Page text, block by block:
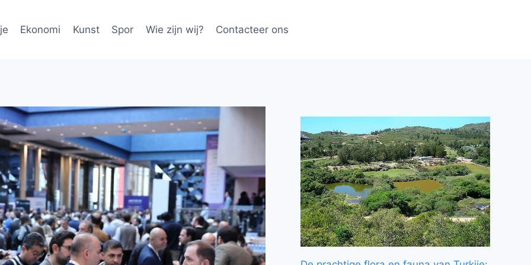
Ekonomi Kunst Spor Wie zijn wij? Contacteer ons